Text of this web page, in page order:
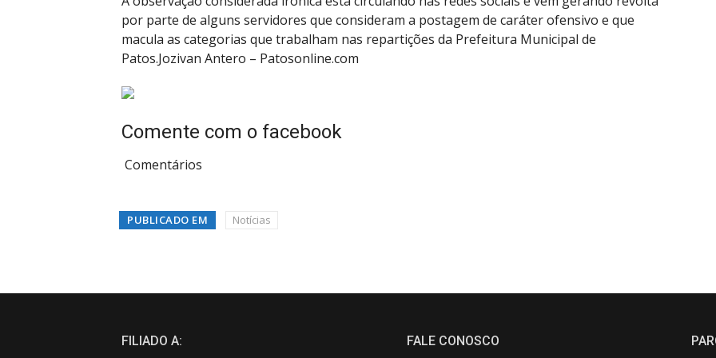
por parte de alguns servidores que consideram a postagem de caráter ofensivo e que
macula as categorias que trabalham nas repartições da Prefeitura Municipal de
Patos.Jozivan Antero – Patosonline.com
Comente com o facebook
Comentários
PUBLICADO EM Notícias
FILIADO A: FALE CONOSCO